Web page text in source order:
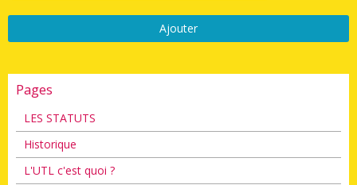
Ajouter
Pages
LES STATUTS
Historique
L'UTL c'est quoi ?